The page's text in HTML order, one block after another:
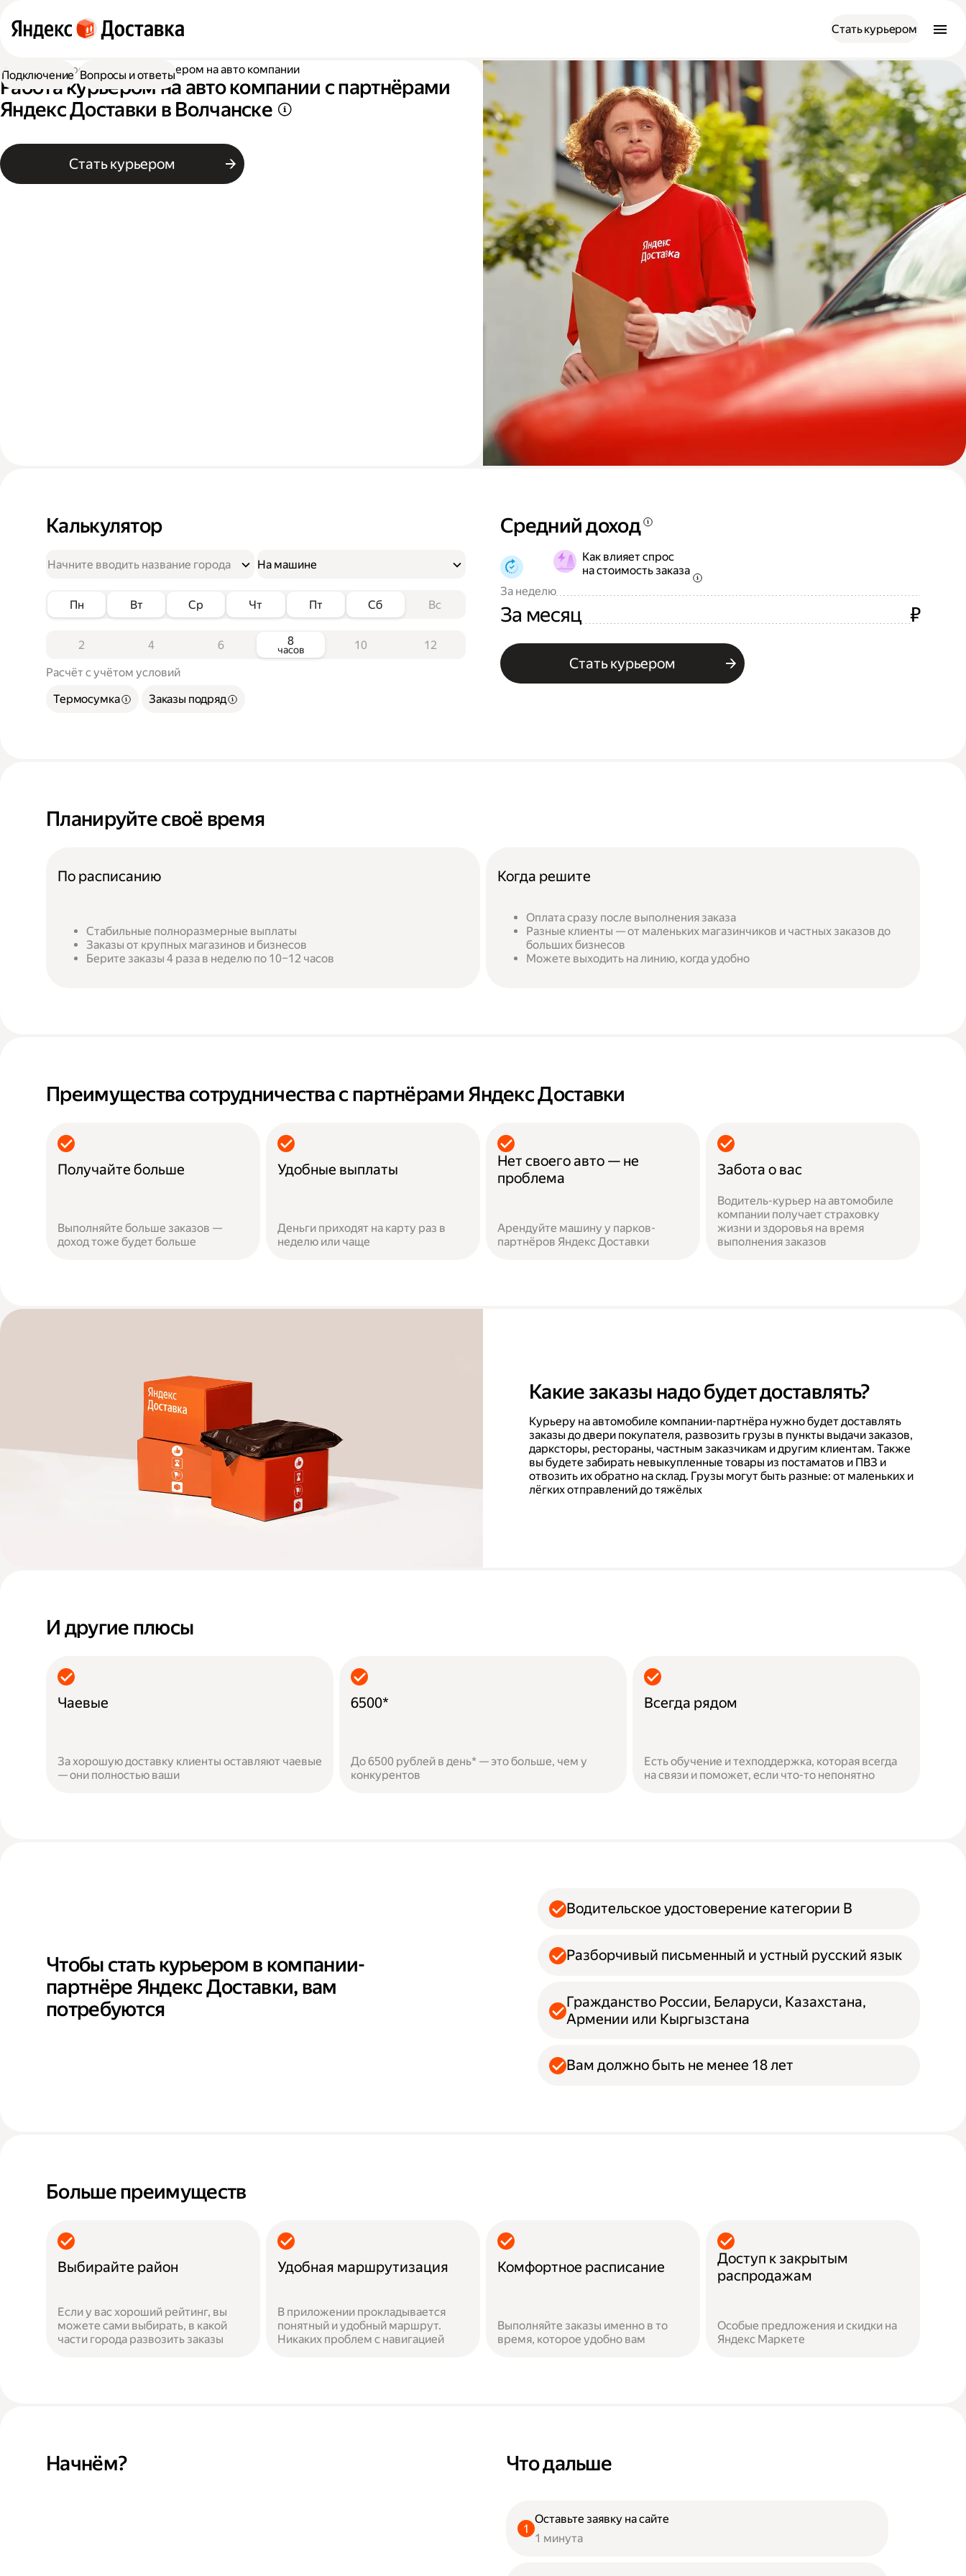
Стать курьером
Работа курьером Работа курьером на авто компании
Работа курьером на авто компании с партнёрами
Яндекс Доставки в Волчанске
Стать курьером
Подключение Вопросы и ответы
Калькулятор
На машине
Пн Вт Ср Чт Пт Сб Вс
2 4 6 8
часов 10 12
Расчёт с учётом условий
Термосумка
Заказы подряд
Средний доход
Как влияет спрос
на стоимость заказа
За неделю
За месяц ₽
Стать курьером
Планируйте своё время
По расписанию
Стабильные полноразмерные выплаты
Заказы от крупных магазинов и бизнесов
Берите заказы 4 раза в неделю по 10–12 часов
Когда решите
Оплата сразу после выполнения заказа
Разные клиенты — от маленьких магазинчиков и частных заказов до
больших бизнесов
Можете выходить на линию, когда удобно
Преимущества сотрудничества с партнёрами Яндекс Доставки
Получайте больше
Выполняйте больше заказов —
доход тоже будет больше
Удобные выплаты
Деньги приходят на карту раз в
неделю или чаще
Нет своего авто — не
проблема
Арендуйте машину у парков-
партнёров Яндекс Доставки
Забота о вас
Водитель-курьер на автомобиле
компании получает страховку
жизни и здоровья на время
выполнения заказов
Какие заказы надо будет доставлять?
Курьеру на автомобиле компании-партнёра нужно будет доставлять
заказы до двери покупателя, развозить грузы в пункты выдачи заказов,
дарксторы, рестораны, частным заказчикам и другим клиентам. Также
вы будете забирать невыкупленные товары из постаматов и ПВЗ и
отвозить их обратно на склад. Грузы могут быть разные: от маленьких и
лёгких отправлений до тяжёлых
И другие плюсы
Чаевые
За хорошую доставку клиенты оставляют чаевые
— они полностью ваши
6500*
До 6500 рублей в день* — это больше, чем у
конкурентов
Всегда рядом
Есть обучение и техподдержка, которая всегда
на связи и поможет, если что-то непонятно
Чтобы стать курьером в компании-
партнёре Яндекс Доставки, вам
потребуются
Водительское удостоверение категории B
Разборчивый письменный и устный русский язык
Гражданство России, Беларуси, Казахстана,
Армении или Кыргызстана
Вам должно быть не менее 18 лет
Больше преимуществ
Выбирайте район
Если у вас хороший рейтинг, вы
можете сами выбирать, в какой
части города развозить заказы
Удобная маршрутизация
В приложении прокладывается
понятный и удобный маршрут.
Никаких проблем с навигацией
Комфортное расписание
Выполняйте заказы именно в то
время, которое удобно вам
Доступ к закрытым
распродажам
Особые предложения и скидки на
Яндекс Маркете
Начнём? Что дальше
Оставьте заявку на сайте
1 минута